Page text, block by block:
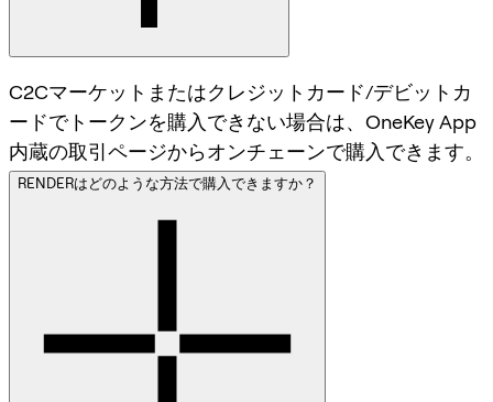
C2Cマーケットまたはクレジットカード/デビットカ
ードでトークンを購入できない場合は、OneKey App
内蔵の取引ページからオンチェーンで購入できます。
RENDERはどのような方法で購入できますか？